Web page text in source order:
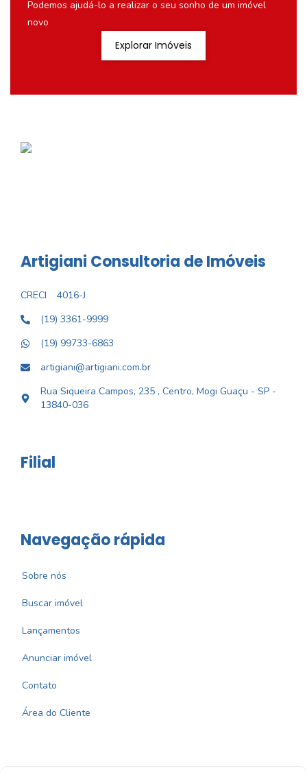
Podemos ajudá-lo a realizar o seu sonho de um imóvel
novo
Explorar Imóveis
Artigiani Consultoria de Imóveis
CRECI
4016-J
(19) 3361-9999
(19) 99733-6863
artigiani@artigiani.com.br
Rua Siqueira Campos, 235 , Centro, Mogi Guaçu - SP -
13840-036
Filial
Navegação rápida
Sobre nós
Buscar imóvel
Lançamentos
Anunciar imóvel
Contato
Área do Cliente